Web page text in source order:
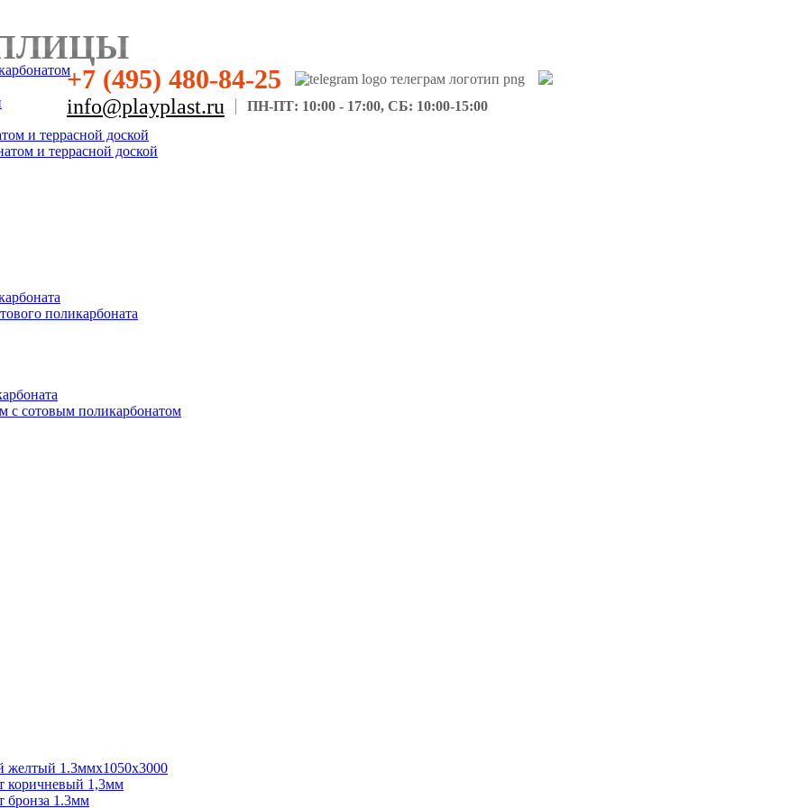
+7 (495) 480-84-25
info@playplast.ru ПН-ПТ: 10:00 - 17:00, СБ: 10:00-15:00
и террасной доской
и террасной доской
поликарбоната
с сотовым поликарбонатом
желтый 1.3ммх1050х3000
коричневый 1,3мм
бронза 1.3мм